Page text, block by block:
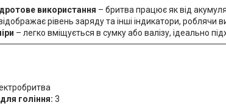
використання – бритва працює як від
рівень заряду та інші індикатори, роблячи
– легко вміщується в сумку або валізу, ідеально
для гоління: 3